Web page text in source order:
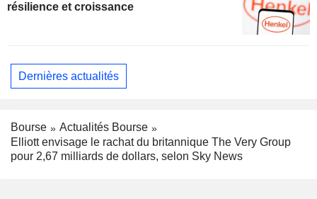
résilience et croissance
Dernières actualités
Bourse
Actualités Bourse
Elliott envisage le rachat du britannique The Very Group
pour 2,67 milliards de dollars, selon Sky News